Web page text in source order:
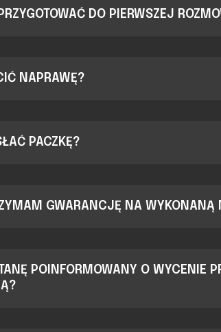
DO PIERWSZEJ
NAPRAWĘ?
PACZKĘ?
GWARANCJĘ NA WYKONANĄ
POINFORMOWANY O WYCENIE